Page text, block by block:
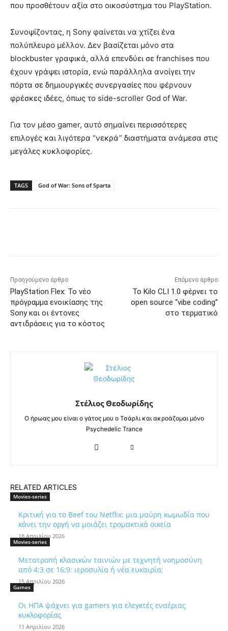
που προσθέτουν αξία στο οικοσύστημα του PlayStation.
Συνοψίζοντας, η Sony φαίνεται να χτίζει ένα
πολύπλευρο μέλλον. Δεν βασίζεται μόνο στα
blockbuster γραφικά, αλλά επενδύει σε franchises που
έχουν γράψει ιστορία, ενώ παράλληλα ανοίγει την
πόρτα σε δημιουργικές συνεργασίες που φέρνουν
φρέσκες ιδέες, όπως το side-scroller God of War.
Για τον μέσο gamer, αυτό σημαίνει περισσότερες
επιλογές και λιγότερα “νεκρά” διαστήματα ανάμεσα στις
μεγάλες κυκλοφορίες.
TAGS God of War: Sons of Sparta
Προηγούμενο άρθρο
PlayStation Flex: Το νέο
πρόγραμμα ενοικίασης της
Sony και οι έντονες
αντιδράσεις για το κόστος
Επόμενο άρθρο
Το Kilo CLI 1.0 φέρνει το
open source “vibe coding”
στο τερματικό
Στέλιος Θεοδωρίδης
Ο ήρωας μου είναι ο γάτος μου ο Τσάρλι και ακροάζομαι μόνο
Psychedelic Trance
RELATED ARTICLES
Movies-series
Κριτική για το Beef του Netflix: μια μαύρη κωμωδία που
κάνει την οργή να μοιάζει τρομακτικά οικεία
18 Απριλίου 2026
Movies-series
Μετατροπή κλασικών ταινιών με τεχνητή νοημοσύνη
από 4:3 σε 16:9: ιεροσυλία ή νέα ευκαιρία;
15 Απριλίου 2026
Games
Οι ΗΠΑ ψάχνει για gamers για ελεγκτές εναέριας
κυκλοφορίας
11 Απριλίου 2026